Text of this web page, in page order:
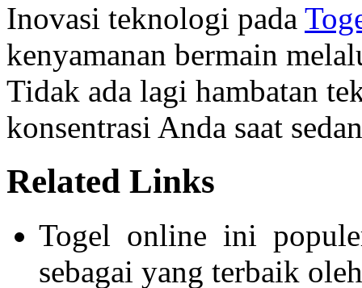
Inovasi teknologi pada
kenyamanan bermain
Tidak ada lagi hambatan
konsentrasi Anda saat
Related Links
Togel online ini
sebagai yang terbaik